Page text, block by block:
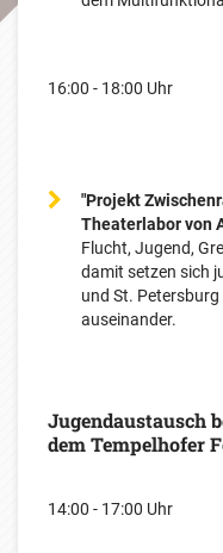
16:00 - 18:00 Uhr
"Projekt
Theaterlabor von
Flucht, Jugend,
damit setzen sich
und St.
auseinander.
Jugendaustausch
dem Tempelhofer
14:00 - 17:00 Uhr